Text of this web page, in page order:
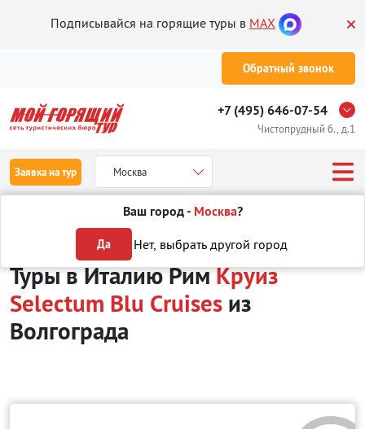
Подписывайся на горящие туры в MAX
Обратный звонок
+7 (495) 646-07-54
Чистопрудный б., д.1
Заявка на тур Москва
Ваш город - Москва?
Да Нет, выбрать другой город
Отдых в Италии Рим
Туры в Италию РимКруиз
Selectum Blu Cruises из
Волгограда